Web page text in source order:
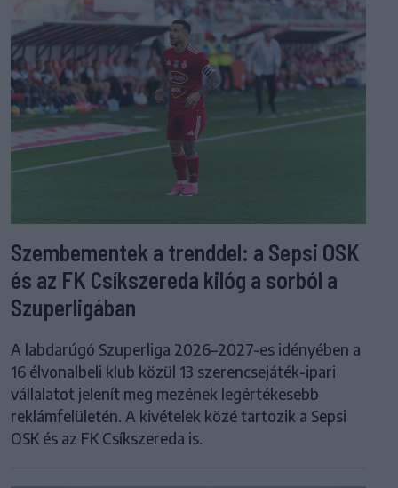
Szembementek a trenddel: a Sepsi OSK
és az FK Csíkszereda kilóg a sorból a
Szuperligában
A labdarúgó Szuperliga 2026–2027-es idényében a
16 élvonalbeli klub közül 13 szerencsejáték-ipari
vállalatot jelenít meg mezének legértékesebb
reklámfelületén. A kivételek közé tartozik a Sepsi
OSK és az FK Csíkszereda is.